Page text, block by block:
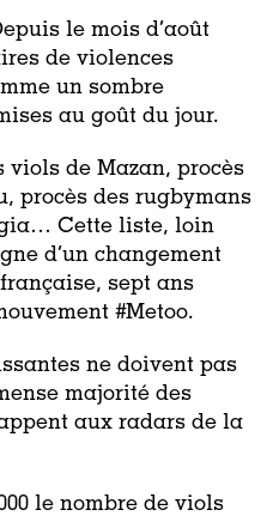
le mois d’août
de violences
un sombre
au goût du jour.
viols de Mazan, procès
procès des rugbymans
Cette liste, loin
d’un changement
sept ans
#Metoo.
ne doivent pas
majorité des
aux radars de la
le nombre de viols